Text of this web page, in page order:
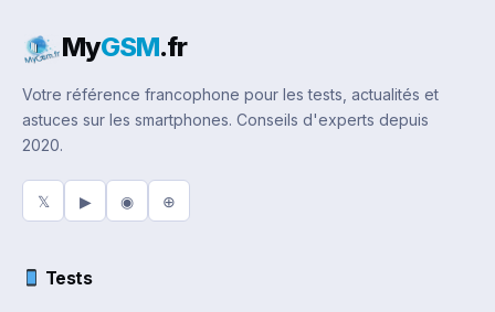
MyGSM.fr
Votre référence francophone pour les tests, actualités et
astuces sur les smartphones. Conseils d'experts depuis
2020.
𝕏 ▶ ◉ ⊕
Tests